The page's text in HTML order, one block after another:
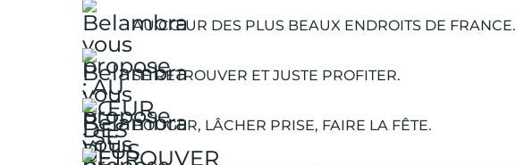
AU CŒUR DES PLUS BEAUX ENDROITS DE FRANCE.
SE RETROUVER ET JUSTE PROFITER.
BOUGER, LÂCHER PRISE, FAIRE LA FÊTE.